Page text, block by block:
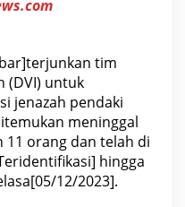
tim
(DVI) untuk
jenazah pendaki
meninggal
orang dan telah di
hingga
12/2023].